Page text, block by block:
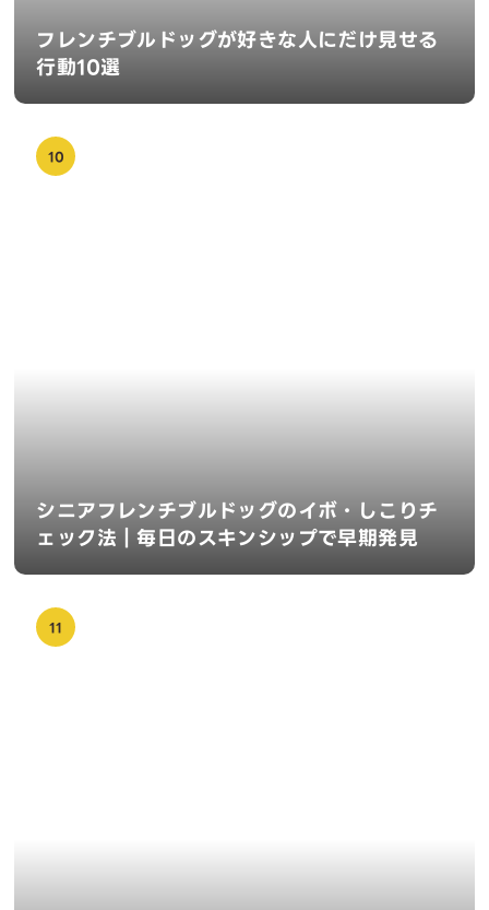
フレンチブルドッグが好きな人にだけ見せる
行動10選
10
シニアフレンチブルドッグのイボ・しこりチ
ェック法｜毎日のスキンシップで早期発見
11